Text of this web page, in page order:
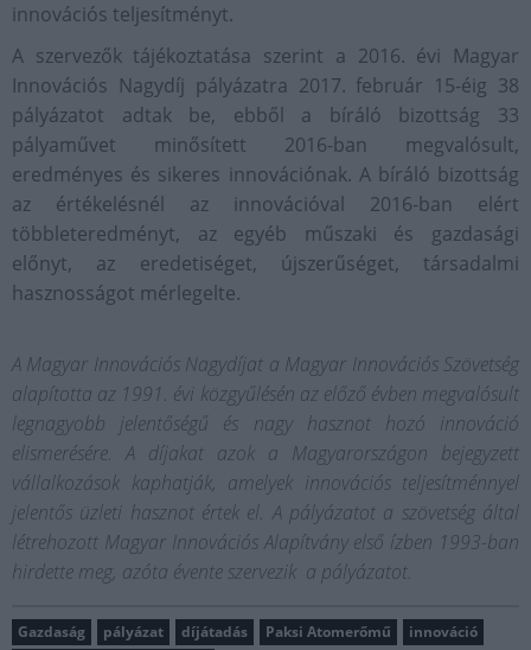
innovációs teljesítményt.
A szervezők tájékoztatása szerint a 2016. évi Magyar
Innovációs Nagydíj pályázatra 2017. február 15-éig 38
pályázatot adtak be, ebből a bíráló bizottság 33
pályaművet minősített 2016-ban megvalósult,
eredményes és sikeres innovációnak. A bíráló bizottság
az értékelésnél az innovációval 2016-ban elért
többleteredményt, az egyéb műszaki és gazdasági
előnyt, az eredetiséget, újszerűséget, társadalmi
hasznosságot mérlegelte.
A Magyar Innovációs Nagydíjat a Magyar Innovációs Szövetség
alapította az 1991. évi közgyűlésén az előző évben megvalósult
legnagyobb jelentőségű és nagy hasznot hozó innováció
elismerésére. A díjakat azok a Magyarországon bejegyzett
vállalkozások kaphatják, amelyek innovációs teljesítménnyel
jelentős üzleti hasznot értek el. A pályázatot a szövetség által
létrehozott Magyar Innovációs Alapítvány első ízben 1993-ban
hirdette meg, azóta évente szervezik a pályázatot.
Gazdaság pályázat díjátadás Paksi Atomerőmű
innováció